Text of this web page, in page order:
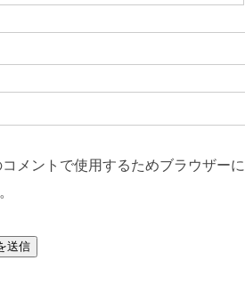
コメントで使用するためブラウザー